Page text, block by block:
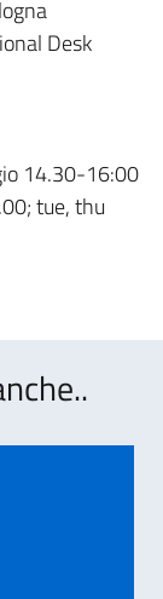
Desk
14.30-16:00
tue, thu